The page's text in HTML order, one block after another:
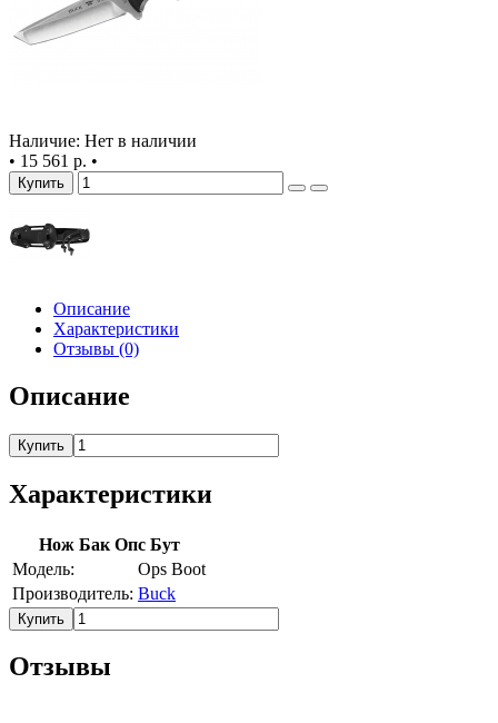
Наличие: Нет в наличии
• 15 561 р. •
Купить
Описание
Характеристики
Отзывы (0)
Описание
Купить
Характеристики
Нож Бак Опс Бут
Модель:
Ops Boot
Производитель: Buck
Купить
Отзывы